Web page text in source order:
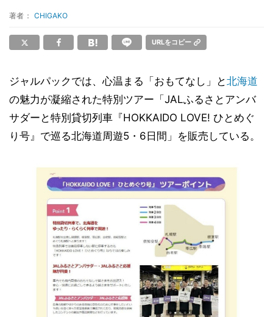
著者： CHIGAKO
URLをコピー
ジャルパックでは、心温まる「おもてなし」と北海道
の魅力が凝縮された特別ツアー「JALふるさとアンバ
サダーと特別貸切列車『HOKKAIDO LOVE! ひとめぐ
り号』で巡る北海道周遊5・6日間」を販売している。